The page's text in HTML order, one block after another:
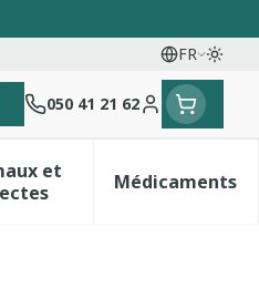
FR
Langues
050 41 21 62
Menu client
Naturopathie
pour la catégorie
et
Afficher le sous-menu
Médicaments
Afficher